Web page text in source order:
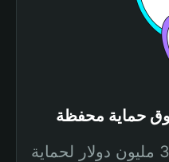
صندوق حماية بقيمة 300 مليون دولار لحماية